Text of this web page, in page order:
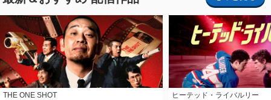
THE ONE SHOT
ヒーテッド・ライバルリー